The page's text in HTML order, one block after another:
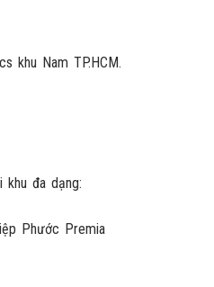
khu Nam TP.HCM.
khu đa dạng: